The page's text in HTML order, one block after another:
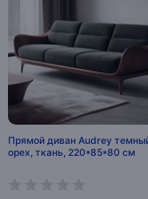
Прямой диван Audrey
орех, ткань, 220*85*80 см